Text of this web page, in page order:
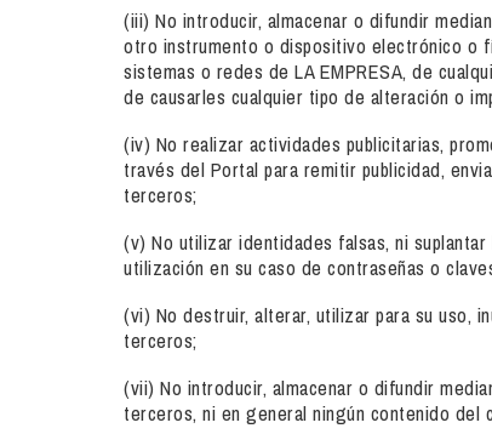
(iii) No introducir, almacenar o difundir
otro instrumento o dispositivo electrónico o
sistemas o redes de LA EMPRESA, de
de causarles cualquier tipo de alteración o
(iv) No realizar actividades publicitarias,
través del Portal para remitir publicidad,
terceros;
(v) No utilizar identidades falsas, ni
utilización en su caso de contraseñas o
(vi) No destruir, alterar, utilizar para su uso,
terceros;
(vii) No introducir, almacenar o difundir
terceros, ni en general ningún contenido